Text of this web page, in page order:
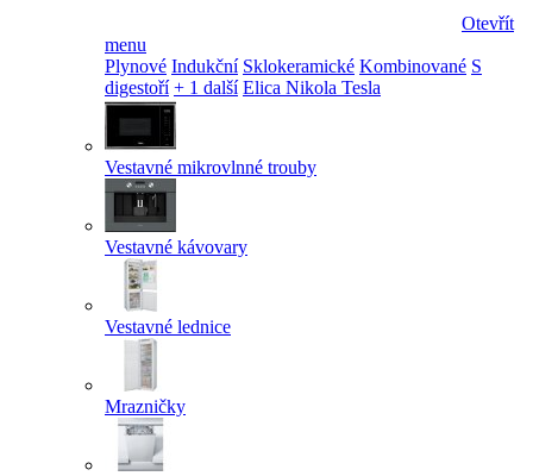
Otevřít
menu
Plynové Indukční Sklokeramické Kombinované S
digestoří + 1 další Elica Nikola Tesla
Vestavné mikrovlnné trouby
Vestavné kávovary
Vestavné lednice
Mrazničky